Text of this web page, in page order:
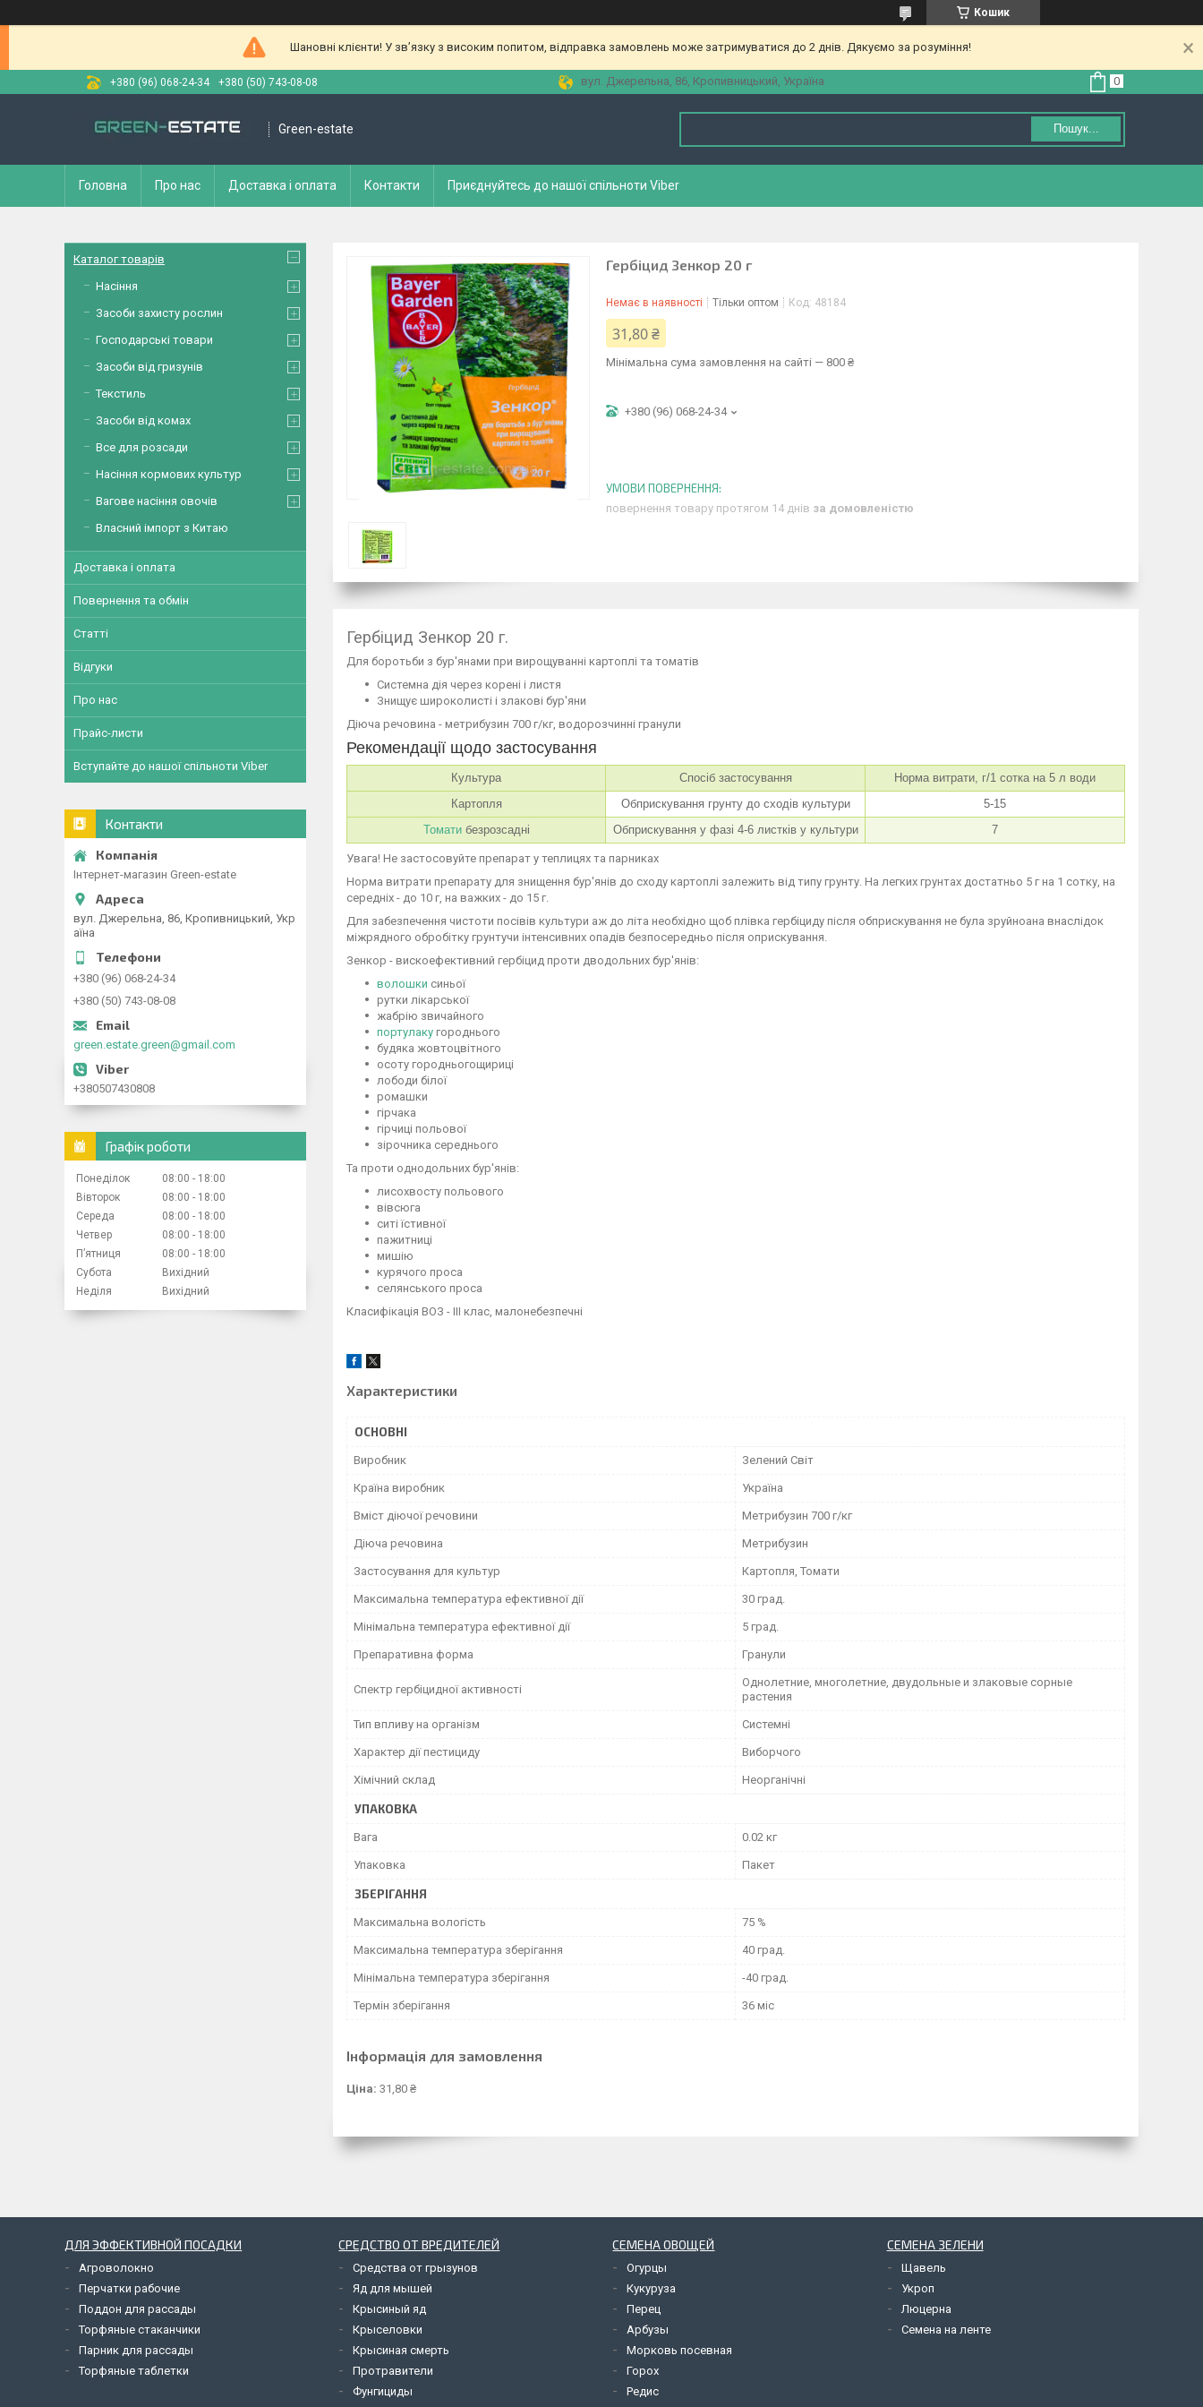
Кошик
Шановні клієнти! У зв’язку з високим попитом, відправка замовлень може затримуватися до 2 днів. Дякуємо за розуміння!
+380 (96) 068-24-34 +380 (50) 743-08-08 вул. Джерельна, 86, Кропивницький, Україна
Green-estate Пошук...
Головна Про нас Доставка і оплата Контакти Приєднуйтесь до нашої спільноти Viber
Гербіцид Зенкор 20 г
Немає в наявності Тільки оптом Код: 48184
31,80 ₴
Мінімальна сума замовлення на сайті — 800 ₴
+380 (96) 068-24-34
повернення товару протягом 14 днів за домовленістю
Гербіцид Зенкор 20 г.
Для боротьби з бур'янами при вирощуванні картоплі та томатів
Системна дія через корені і листя
Знищує широколисті і злакові бур'яни
Діюча речовина - метрибузин 700 г/кг, водорозчинні гранули
Рекомендації щодо застосування
Культура Спосіб застосування
Норма витрати, г/1 сотка на 5 л води
Картопля
Обприскування грунту до сходів культури
5-15
Томатибезрозсадні Обприскування у фазі 4-6 листків у культури 7
Увага! Не застосовуйте препарат у теплицях та парниках
Норма витрати препарату для знищення бур'янів до сходу картоплі залежить від типу грунту. На легких грунтах достатньо 5 г на 1 сотку, на
середніх - до 10 г, на важких - до 15 г.
Для забезпечення чистоти посівів культури аж до літа необхідно щоб плівка гербіциду після обприскування не була зруйноана внаслідок
міжрядного обробітку грунтучи інтенсивних опадів безпосередньо після оприскування.
Зенкор - вискоефективний гербіцид проти дводольних бур'янів:
волошки синьої
рутки лікарської
жабрію звичайного
портулаку городнього
будяка жовтоцвітного
осоту городньогощириці
лободи білої
ромашки
гірчака
гірчиці польової
зірочника середнього
Та проти однодольних бур'янів:
лисохвосту польового
вівсюга
ситі їстивної
пажитниці
мишію
курячого проса
селянського проса
Класифікація ВОЗ - ІІІ клас, малонебезпечні
Характеристики
ОСНОВНІ
Виробник Зелений Світ
Країна виробник Україна
Вміст діючої речовини Метрибузин 700 г/кг
Діюча речовина Метрибузин
Застосування для культур Картопля, Томати
Максимальна температура ефективної дії 30 град.
Мінімальна температура ефективної дії 5 град.
Препаративна форма Гранули
Спектр гербіцидної активності
Однолетние, многолетние, двудольные и злаковые сорные
растения
Тип впливу на організм Системні
Характер дії пестициду Виборчого
Хімічний склад Неорганічні
УПАКОВКА
Вага 0.02 кг
Упаковка Пакет
ЗБЕРІГАННЯ
Максимальна вологість 75 %
Максимальна температура зберігання 40 град.
Мінімальна температура зберігання -40 град.
Термін зберігання 36 міс
Інформація для замовлення
Ціна: 31,80 ₴
Каталог товарів
Насіння
Засоби захисту рослин
Господарські товари
Засоби від гризунів
Текстиль
Засоби від комах
Все для розсади
Насіння кормових культур
Вагове насіння овочів
Власний імпорт з Китаю
Доставка і оплата
Повернення та обмін
Статті
Відгуки
Про нас
Прайс-листи
Вступайте до нашої спільноти Viber
Контакти
Інтернет-магазин Green-estate
вул. Джерельна, 86, Кропивницький, Укр
аїна
+380 (96) 068-24-34
+380 (50) 743-08-08
green.estate.green@gmail.com
+380507430808
Графік роботи
Понеділок 08:00
18:00
Вівторок
08:00
18:00
Середа
08:00
18:00
Четвер
08:00
18:00
Пʼятниця
08:00
18:00
Субота
Вихідний
Неділя
Вихідний
ДЛЯ ЭФФЕКТИВНОЙ ПОСАДКИ
Агроволокно
Перчатки рабочие
Поддон для рассады
Торфяные стаканчики
Парник для рассады
Торфяные таблетки
СРЕДСТВО ОТ ВРЕДИТЕЛЕЙ
Средства от грызунов
Яд для мышей
Крысиный яд
Крыселовки
Крысиная смерть
Протравители
Фунгициды
СЕМЕНА ОВОЩЕЙ
Огурцы
Кукуруза
Перец
Арбузы
Морковь посевная
Горох
Редис
СЕМЕНА ЗЕЛЕНИ
Щавель
Укроп
Люцерна
Семена на ленте